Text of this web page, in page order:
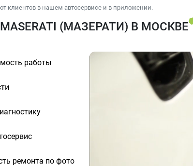
клиентов в нашем автосервисе и в приложении.
(МАЗЕРАТИ) В МОСКВЕ
работы
ремонта по фото